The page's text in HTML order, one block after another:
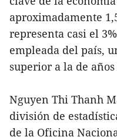
aproximadamente
representa casi el
empleada del país,
superior a la de
Nguyen Thi Thanh
división de
de la Oficina